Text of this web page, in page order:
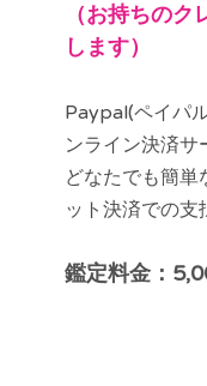
（お持ちの
します）
Paypal(ペイパ
ンライン決済サ
どなたでも簡単
ット決済での支
鑑定料金：